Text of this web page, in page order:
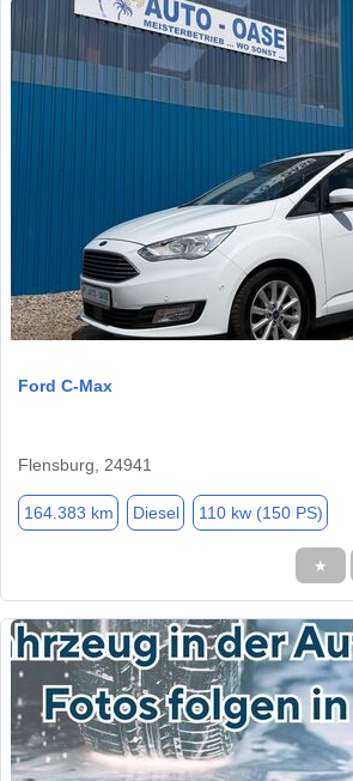
Ford C-Max
Flensburg, 24941
164.383 km Diesel 110 kw (150 PS)
★